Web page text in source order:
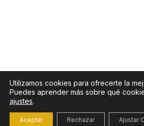
Utilizamos cookies para ofrecerte la
Puedes aprender más sobre qué
ajustes.
Aceptar Rechazar Ajustar